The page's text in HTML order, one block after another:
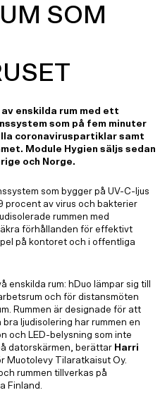
SOM
enskilda rum med ett
som på fem minuter
coronaviruspartiklar samt
Module Hygien säljs sedan
och Norge.
som bygger på UV-C-ljus
procent av virus och bakterier
rummen med
förhållanden för effektivt
på kontoret och i offentliga
enskilda rum: hDuo lämpar sig till
och för distansmöten
Rummen är designade för att
ljudisolering har rummen en
och LED-belysning som inte
datorskärmen, berättar Harri
Muotolevy Tilaratkaisut Oy.
rummen tillverkas på
Finland.